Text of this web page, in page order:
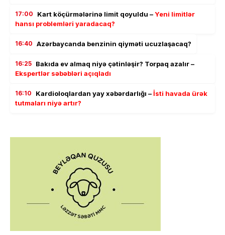
17:00 Kart köçürmələrinə limit qoyuldu –Yeni limitlər
hansı problemləri yaradacaq?
16:40 Azərbaycanda benzinin qiyməti ucuzlaşacaq?
16:25 Bakıda ev almaq niyə çətinləşir? Torpaq azalır –
Ekspertlər səbəbləri açıqladı
16:10 Kardioloqlardan yay xəbərdarlığı –İsti havada ürək
tutmaları niyə artır?